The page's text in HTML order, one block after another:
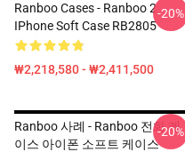
Ranboo Cases - Ranboo 2
IPhone Soft Case RB2805
₩2,218,580 - ₩2,411,500
-20%
Ranboo 사례 - Ranboo 전화 케
이스 아이폰 소프트 케이스
-20%